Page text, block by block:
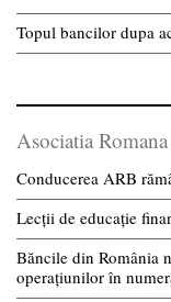
Topul bancilor dupa
Asociatia
Conducerea ARB
Lecții de educație
Băncile din România
operațiunilor în